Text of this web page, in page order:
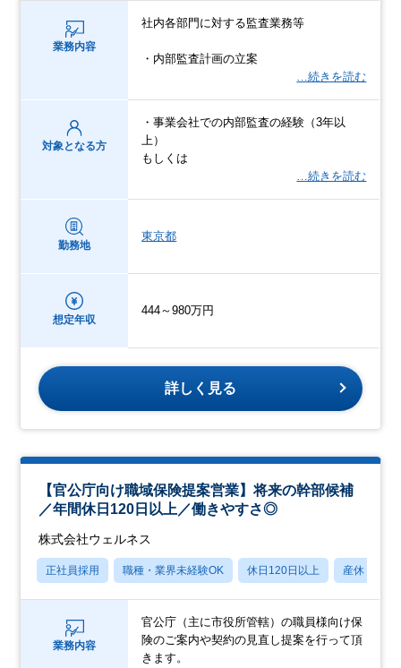
業務内容
社内各部門に対する監査業務等
・内部監査計画の立案
…続きを読む
対象となる方
・事業会社での内部監査の経験（3年以
上）
もしくは
…続きを読む
勤務地
東京都
想定年収
444～980万円
詳しく見る
【官公庁向け職域保険提案営業】将来の幹部候補
／年間休日120日以上／働きやすさ◎
株式会社ウェルネス
正社員採用 職種・業界未経験OK 休日120日以上 産休・育休
業務内容
官公庁（主に市役所管轄）の職員様向け保
険のご案内や契約の見直し提案を行って頂
きます。